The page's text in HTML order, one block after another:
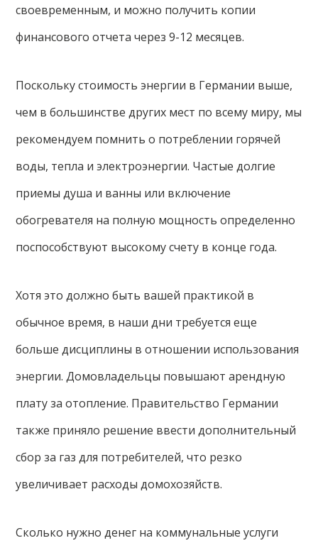
своевременным, и можно получить копии
финансового отчета через 9-12 месяцев.
Поскольку стоимость энергии в Германии выше,
чем в большинстве других мест по всему миру, мы
рекомендуем помнить о потреблении горячей
воды, тепла и электроэнергии. Частые долгие
приемы душа и ванны или включение
обогревателя на полную мощность определенно
поспособствуют высокому счету в конце года.
Хотя это должно быть вашей практикой в ​​
обычное время, в наши дни требуется еще
больше дисциплины в отношении использования
энергии. Домовладельцы повышают арендную
плату за отопление. Правительство Германии
также приняло решение ввести дополнительный
сбор за газ для потребителей, что резко
увеличивает расходы домохозяйств.
Сколько нужно денег на коммунальные услуги